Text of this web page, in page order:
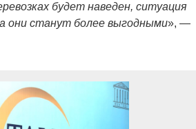
будет наведен, ситуация
они станут более выгодными», —